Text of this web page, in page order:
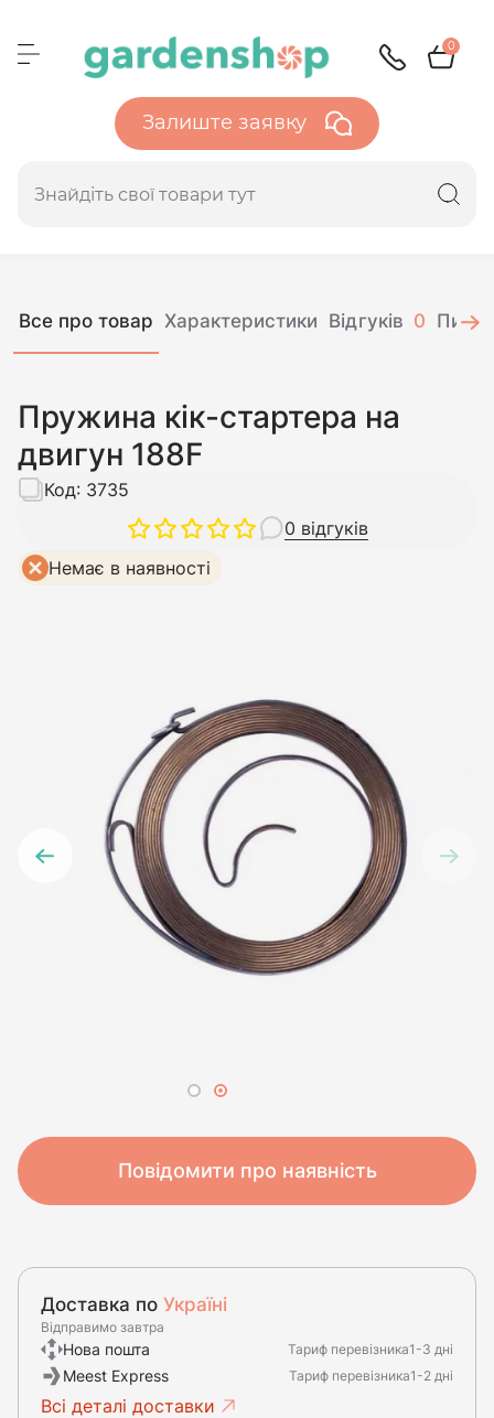
0
Залиште заявку
Все про товар Характеристики Відгуків 0
Пружина кік-стартера на
двигун 188F
0 відгуків
Код: 3735
Немає в наявності
Повідомити про наявність
Доставка по Україні
Відправимо завтра
Нова пошта Тариф перевізника1-3 дні
Meest Express Тариф перевізника1-2 дні
Всі деталі доставки